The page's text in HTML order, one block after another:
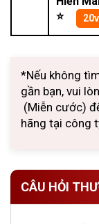
⭐
20v
*Nếu không
gần bạn, vui
(Miễn cước)
hãng tại công
CÂU HỎI